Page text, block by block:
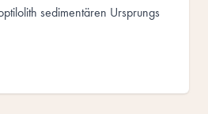
sedimentären Ursprungs